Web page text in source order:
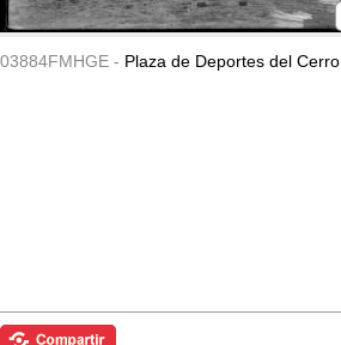
03884FMHGE - Plaza de Deportes del Cerro.